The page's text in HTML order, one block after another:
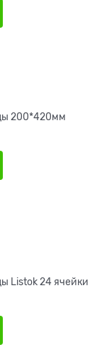
200*420мм
Listok 24 ячейки